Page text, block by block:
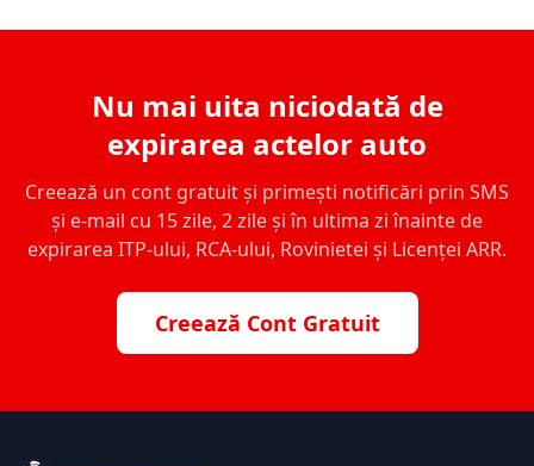
Nu mai uita niciodată de
expirarea actelor auto
Creează un cont gratuit și primești notificări prin SMS
și e-mail cu 15 zile, 2 zile și în ultima zi înainte de
expirarea ITP-ului, RCA-ului, Rovinietei și Licenței ARR.
Creează Cont Gratuit